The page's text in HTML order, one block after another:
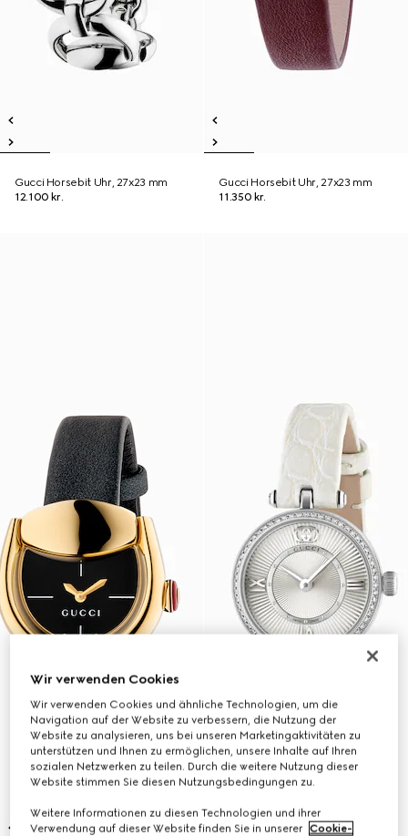
Gucci Horsebit Uhr, 27x23 mm
12.100 kr.
Gucci Horsebit Uhr, 27x23 mm
11.350 kr.
Wir verwenden Cookies
Wir verwenden Cookies und ähnliche Technologien, um die
Navigation auf der Website zu verbessern, die Nutzung der
Website zu analysieren, uns bei unseren Marketingaktivitäten zu
unterstützen und Ihnen zu ermöglichen, unsere Inhalte auf Ihren
sozialen Netzwerken zu teilen. Durch die weitere Nutzung dieser
Website stimmen Sie diesen Nutzungsbedingungen zu.
Weitere Informationen zu diesen Technologien und ihrer
Verwendung auf dieser Website finden Sie in unserer Cookie-